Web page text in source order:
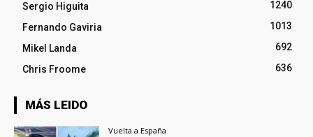
Sergio Higuita
1240
Fernando Gaviria
1013
Mikel Landa
692
Chris Froome
636
MÁS LEIDO
Vuelta a España